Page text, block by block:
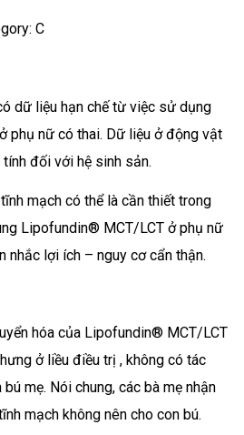
C
dữ liệu hạn chế từ việc sử dụng
phụ nữ có thai. Dữ liệu ở động vật
đối với hệ sinh sản.
mạch có thể là cần thiết trong
Lipofundin® MCT/LCT ở phụ nữ
nhắc lợi ích – nguy cơ cẩn thận.
hóa của Lipofundin® MCT/LCT
ở liều điều trị , không có tác
mẹ. Nói chung, các bà mẹ nhận
mạch không nên cho con bú.